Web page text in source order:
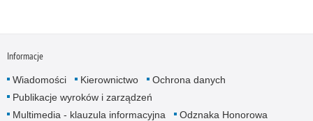
Informacje
Wiadomości Kierownictwo
Ochrona danych
Publikacje wyroków i zarządzeń
Multimedia - klauzula informacyjna
Odznaka Honorowa